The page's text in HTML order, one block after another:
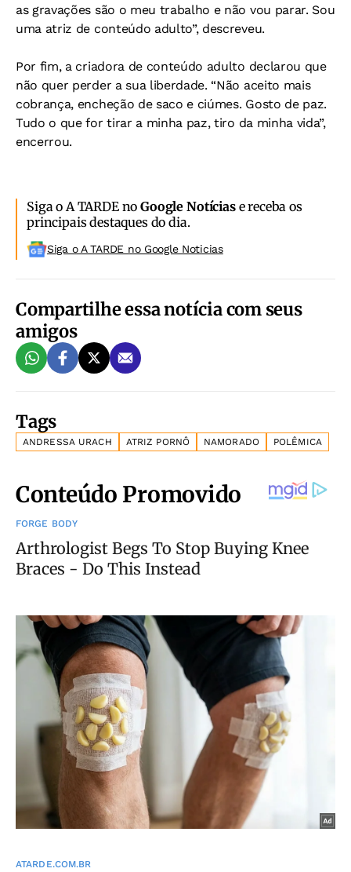
as gravações são o meu trabalho e não vou parar. Sou
uma atriz de conteúdo adulto”, descreveu.
Por fim, a criadora de conteúdo adulto declarou que
não quer perder a sua liberdade. “Não aceito mais
cobrança, encheção de saco e ciúmes. Gosto de paz.
Tudo o que for tirar a minha paz, tiro da minha vida”,
encerrou.
Siga o A TARDE noGoogle Notíciase receba os
principais destaques do dia.
Siga o A TARDE no Google Noticias
Compartilhe essa notícia com seus
amigos
Tags
ANDRESSA URACH ATRIZ PORNÔ NAMORADO POLÊMICA